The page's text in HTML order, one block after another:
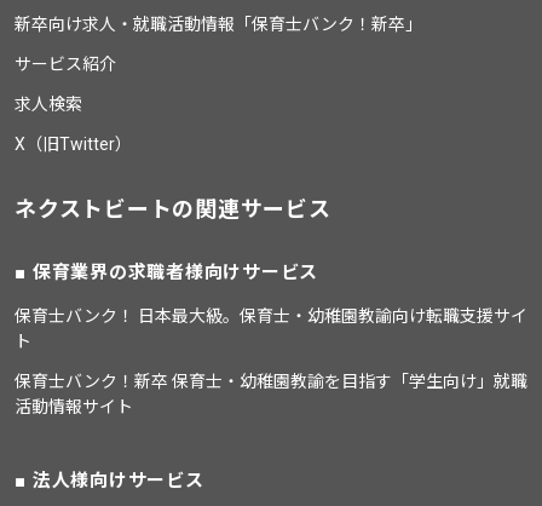
新卒向け求人・就職活動情報「保育士バンク！新卒」
サービス紹介
求人検索
X（旧Twitter）
ネクストビートの関連サービス
保育業界の求職者様向けサービス
保育士バンク！ 日本最大級。保育士・幼稚園教諭向け転職支援サイ
ト
保育士バンク！新卒 保育士・幼稚園教諭を目指す「学生向け」就職
活動情報サイト
法人様向けサービス